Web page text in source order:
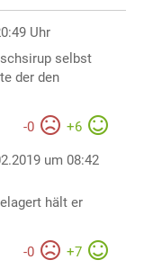
Uhr
selbst
der den
-0 +6
um 08:42
hält er
-0 +7